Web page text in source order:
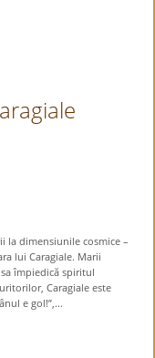
la dimensiunile cosmice –
lui Caragiale. Marii
împiedică spiritul
Caragiale este
e gol!”,...